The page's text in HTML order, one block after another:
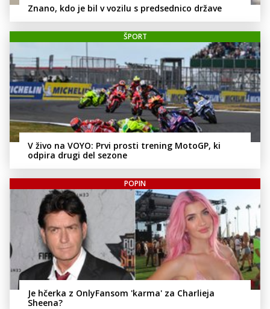
Znano, kdo je bil v vozilu s predsednico države
ŠPORT
V živo na VOYO: Prvi prosti trening MotoGP, ki
odpira drugi del sezone
POPIN
Je hčerka z OnlyFansom 'karma' za Charlieja
Sheena?